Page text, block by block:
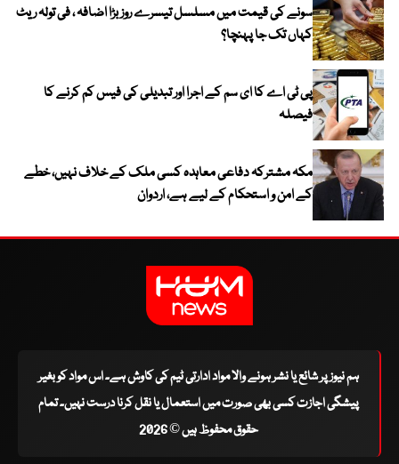
سونے کی قیمت میں مسلسل تیسرے روز بڑا اضافہ ، فی تولہ ریٹ
کہاں تک جا پہنچا؟
پی ٹی اے کا ای سم کے اجرا اور تبدیلی کی فیس کم کرنے کا
فیصلہ
مکہ مشترکہ دفاعی معاہدہ کسی ملک کے خلاف نہیں، خطے
کے امن و استحکام کے لیے ہے، اردوان
ہم نیوز پر شائع یا نشر ہونے والا مواد ادارتی ٹیم کی کاوش ہے۔ اس مواد کو بغیر
پیشگی اجازت کسی بھی صورت میں استعمال یا نقل کرنا درست نہیں۔ تمام
حقوق محفوظ ہیں © 2026